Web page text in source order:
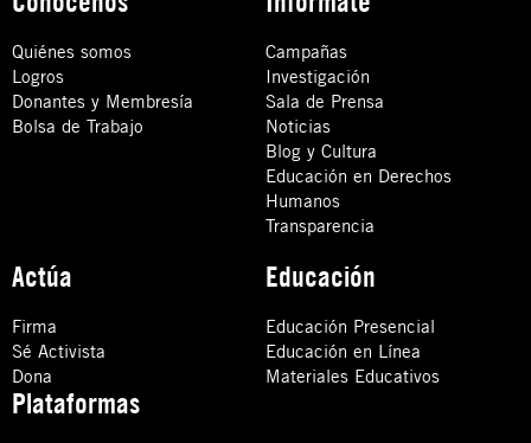
Quiénes somos
Logros
Donantes y Membresía
Bolsa de Trabajo
Campañas
Investigación
Sala de Prensa
Noticias
Blog y Cultura
Educación en Derechos
Humanos
Transparencia
Actúa
Firma
Sé Activista
Dona
Educación
Educación Presencial
Educación en Línea
Materiales Educativos
Plataformas